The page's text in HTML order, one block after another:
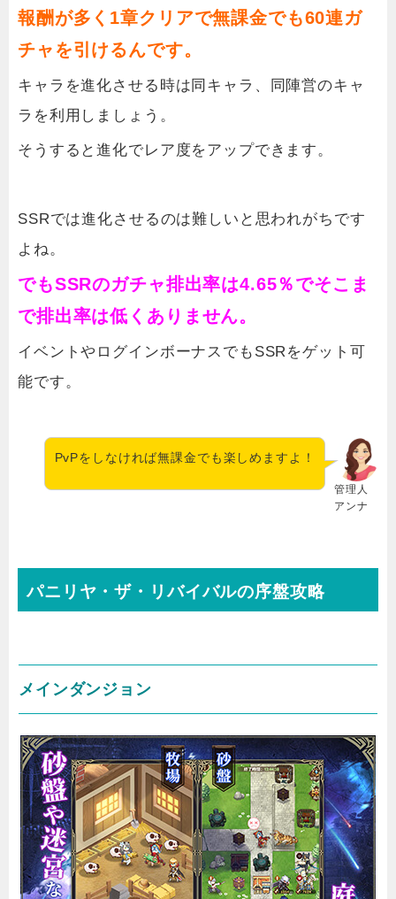
報酬が多く1章クリアで無課金でも60連ガ
チャを引けるんです。
キャラを進化させる時は同キャラ、同陣営のキャ
ラを利用しましょう。
そうすると進化でレア度をアップできます。
SSRでは進化させるのは難しいと思われがちです
よね。
でもSSRのガチャ排出率は4.65％でそこま
で排出率は低くありません。
イベントやログインボーナスでもSSRをゲット可
能です。
管理人
アンナ
PvPをしなければ無課金でも楽しめますよ！
パニリヤ・ザ・リバイバルの序盤攻略
メインダンジョン